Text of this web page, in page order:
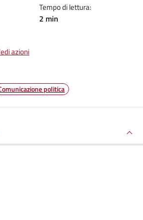
Tempo di lettura:
2 min
azioni
politica